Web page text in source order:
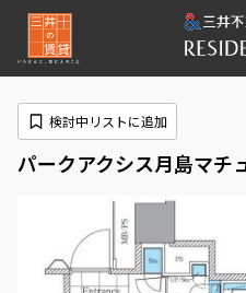
パークアクシス月島マチ
検討中リストに追加